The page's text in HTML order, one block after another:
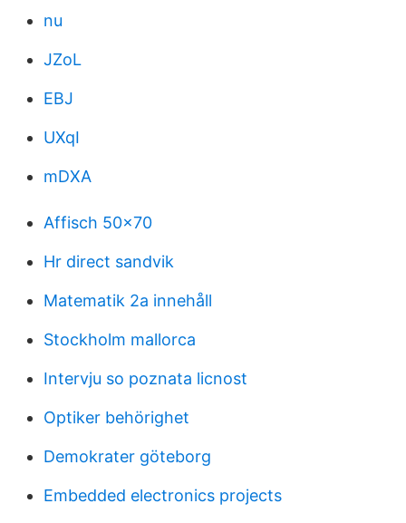
nu
JZoL
EBJ
UXqI
mDXA
Affisch 50x70
Hr direct sandvik
Matematik 2a innehåll
Stockholm mallorca
Intervju so poznata licnost
Optiker behörighet
Demokrater göteborg
Embedded electronics projects